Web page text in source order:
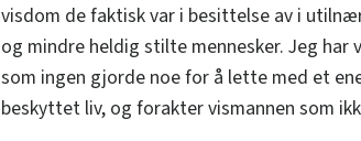
visdom de faktisk var i besittelse av i
og mindre heldig stilte mennesker. Jeg
som ingen gjorde noe for å lette med et
beskyttet liv, og forakter vismannen som